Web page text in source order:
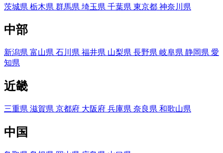
茨城県 栃木県 群馬県 埼玉県 千葉県 東京都 神奈川県
中部
新潟県 富山県 石川県 福井県 山梨県 長野県 岐阜県 静岡県 愛
知県
近畿
三重県 滋賀県 京都府 大阪府 兵庫県 奈良県 和歌山県
中国